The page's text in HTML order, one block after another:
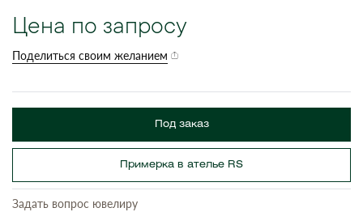
Цена по запросу
Поделиться своим желанием
Под заказ
Примерка в ателье RS
Задать вопрос ювелиру